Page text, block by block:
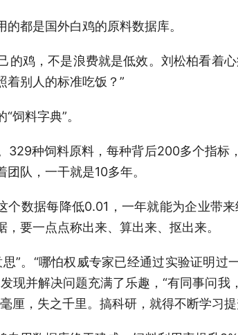
都是国外白鸡的原料数据库。
的鸡，不是浪费就是低效。刘松柏看着
着别人的标准吃饭？”
饲料字典”。
329种饲料原料，每种背后200多个指标
队，一干就是10多年。
数据每降低0.01，一年就能为企业带
要一点点称出来、算出来、抠出来。
”。“哪怕权威专家已经通过实验证明过
现并解决问题充满了乐趣，“有同事问我
厘，失之千里。搞科研，就得不断学习